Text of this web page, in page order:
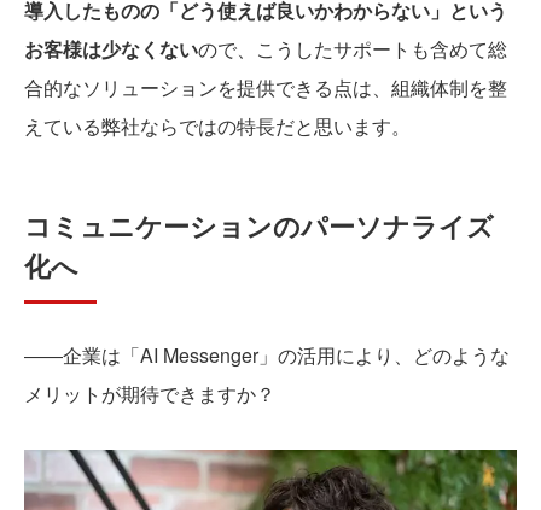
導入したものの「どう使えば良いかわからない」という
お客様は少なくないので、こうしたサポートも含めて総
合的なソリューションを提供できる点は、組織体制を整
えている弊社ならではの特長だと思います。
コミュニケーションのパーソナライズ
化へ
――企業は「AI Messenger」の活用により、どのような
メリットが期待できますか？